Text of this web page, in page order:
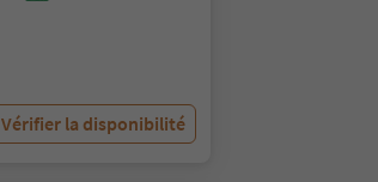
Vérifier la disponibilité